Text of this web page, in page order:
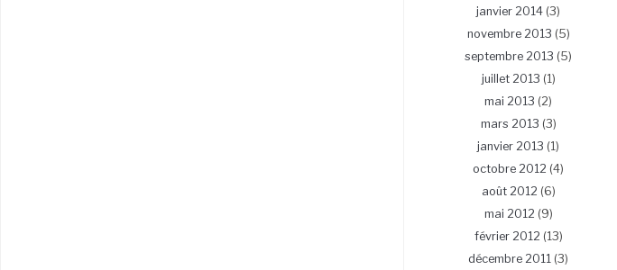
janvier 2014 (3)
novembre 2013 (5)
septembre 2013 (5)
juillet 2013 (1)
mai 2013 (2)
mars 2013 (3)
janvier 2013 (1)
octobre 2012 (4)
août 2012 (6)
mai 2012 (9)
février 2012 (13)
décembre 2011 (3)